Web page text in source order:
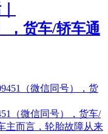
，货车/轿车通
（微信同号），货车/
主而言，轮胎故障从来